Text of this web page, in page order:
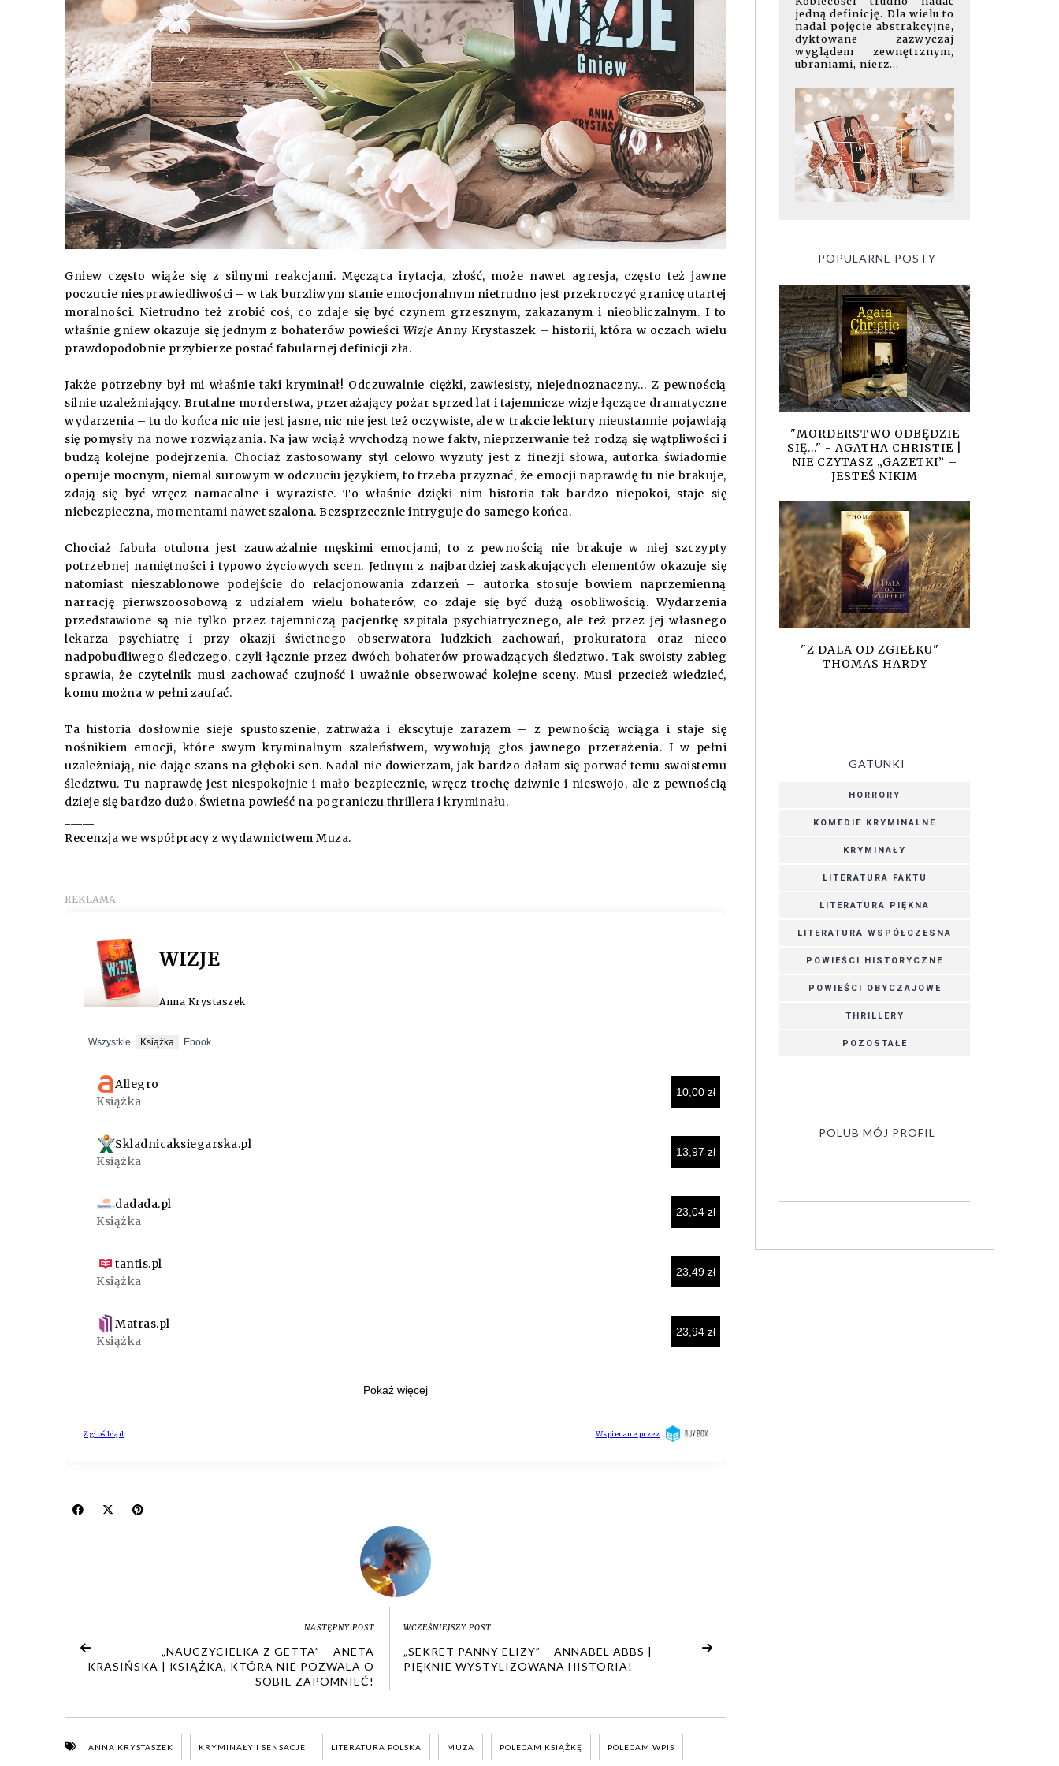
Gniew często wiąże się z silnymi reakcjami. Męcząca irytacja, złość, może nawet agresja, często też jawne
poczucie niesprawiedliwości – w tak burzliwym stanie emocjonalnym nietrudno jest przekroczyć granicę utartej
moralności. Nietrudno też zrobić coś, co zdaje się być czynem grzesznym, zakazanym i nieobliczalnym. I to
właśnie gniew okazuje się jednym z bohaterów powieści Wizje Anny Krystaszek – historii, która w oczach wielu
prawdopodobnie przybierze postać fabularnej definicji zła.
Jakże potrzebny był mi właśnie taki kryminał! Odczuwalnie ciężki, zawiesisty, niejednoznaczny… Z pewnością
silnie uzależniający. Brutalne morderstwa, przerażający pożar sprzed lat i tajemnicze wizje łączące dramatyczne
wydarzenia – tu do końca nic nie jest jasne, nic nie jest też oczywiste, ale w trakcie lektury nieustannie pojawiają
się pomysły na nowe rozwiązania. Na jaw wciąż wychodzą nowe fakty, nieprzerwanie też rodzą się wątpliwości i
budzą kolejne podejrzenia. Chociaż zastosowany styl celowo wyzuty jest z finezji słowa, autorka świadomie
operuje mocnym, niemal surowym w odczuciu językiem, to trzeba przyznać, że emocji naprawdę tu nie brakuje,
zdają się być wręcz namacalne i wyraziste. To właśnie dzięki nim historia tak bardzo niepokoi, staje się
niebezpieczna, momentami nawet szalona. Bezsprzecznie intryguje do samego końca.
Chociaż fabuła otulona jest zauważalnie męskimi emocjami, to z pewnością nie brakuje w niej szczypty
potrzebnej namiętności i typowo życiowych scen. Jednym z najbardziej zaskakujących elementów okazuje się
natomiast nieszablonowe podejście do relacjonowania zdarzeń – autorka stosuje bowiem naprzemienną
narrację pierwszoosobową z udziałem wielu bohaterów, co zdaje się być dużą osobliwością. Wydarzenia
przedstawione są nie tylko przez tajemniczą pacjentkę szpitala psychiatrycznego, ale też przez jej własnego
lekarza psychiatrę i przy okazji świetnego obserwatora ludzkich zachowań, prokuratora oraz nieco
nadpobudliwego śledczego, czyli łącznie przez dwóch bohaterów prowadzących śledztwo. Tak swoisty zabieg
sprawia, że czytelnik musi zachować czujność i uważnie obserwować kolejne sceny. Musi przecież wiedzieć,
komu można w pełni zaufać.
Ta historia dosłownie sieje spustoszenie, zatrważa i ekscytuje zarazem – z pewnością wciąga i staje się
nośnikiem emocji, które swym kryminalnym szaleństwem, wywołują głos jawnego przerażenia. I w pełni
uzależniają, nie dając szans na głęboki sen. Nadal nie dowierzam, jak bardzo dałam się porwać temu swoistemu
śledztwu. Tu naprawdę jest niespokojnie i mało bezpiecznie, wręcz trochę dziwnie i nieswojo, ale z pewnością
dzieje się bardzo dużo. Świetna powieść na pograniczu thrillera i kryminału.
Recenzja we współpracy z wydawnictwem Muza.
NASTĘPNY POST
„NAUCZYCIELKA Z GETTA” – ANETA
KRASIŃSKA | KSIĄŻKA, KTÓRA NIE POZWALA O
SOBIE ZAPOMNIEĆ!
WCZEŚNIEJSZY POST
„SEKRET PANNY ELIZY” – ANNABEL ABBS |
PIĘKNIE WYSTYLIZOWANA HISTORIA!
ANNA KRYSTASZEK KRYMINAŁY I SENSACJE LITERATURA POLSKA MUZA POLECAM KSIĄŻKĘ POLECAM WPIS
jedną definicję. Dla wielu to
nadal pojęcie abstrakcyjne,
dyktowane zazwyczaj
wyglądem zewnętrznym,
ubraniami, nierz...
POPULARNE POSTY
"MORDERSTWO ODBĘDZIE
SIĘ..." - AGATHA CHRISTIE |
NIE CZYTASZ „GAZETKI” –
JESTEŚ NIKIM
"Z DALA OD ZGIEŁKU" -
THOMAS HARDY
GATUNKI
HORRORY
KOMEDIE KRYMINALNE
KRYMINAŁY
LITERATURA FAKTU
LITERATURA PIĘKNA
LITERATURA WSPÓŁCZESNA
POWIEŚCI HISTORYCZNE
POWIEŚCI OBYCZAJOWE
THRILLERY
POZOSTAŁE
POLUB MÓJ PROFIL